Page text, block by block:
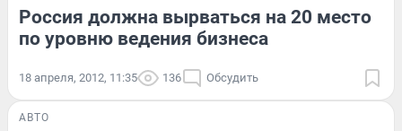
Россия должна вырваться на 20 место
по уровню ведения бизнеса
18 апреля, 2012, 11:35 136 Обсудить
АВТО